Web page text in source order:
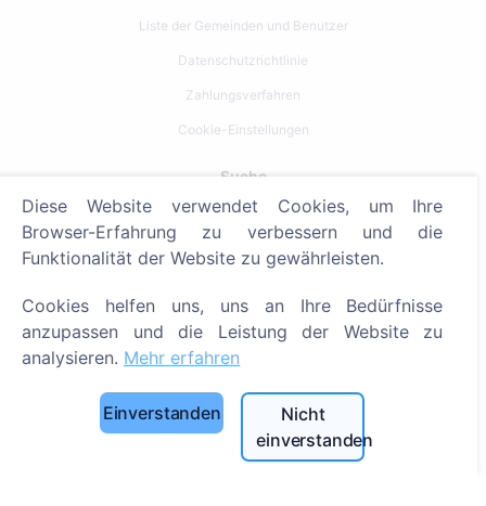
Liste der Gemeinden und Benutzer
Datenschutzrichtlinie
Zahlungsverfahren
Cookie-Einstellungen
Suche
Friedhöfe suchen
Dienstleistungen
Kontakt
UAB "Kapinių valdymo sprendimai", 304241197
+370 612 08926 (I-V 8:00 - 16:45)
info@cemety.lt
Diese Website verwendet Cookies, um Ihre
Browser-Erfahrung zu verbessern und die
Funktionalität der Website zu gewährleisten.
Cookies helfen uns, uns an Ihre Bedürfnisse
anzupassen und die Leistung der Website zu
analysieren. Mehr erfahren
Einverstanden
Nicht
einverstanden